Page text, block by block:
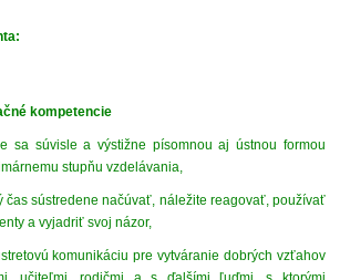
kompetencie
sa súvisle a výstižne písomnou aj ústnou formou
stupňu vzdelávania,
čas sústredene načúvať, náležite reagovať, používať
a vyjadriť svoj názor,
komunikáciu pre vytváranie dobrých vzťahov